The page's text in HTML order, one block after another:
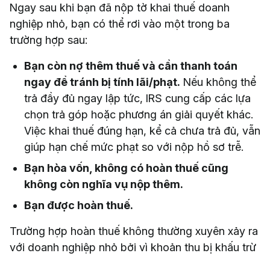
Ngay sau khi bạn đã nộp tờ khai thuế doanh
nghiệp nhỏ, bạn có thể rơi vào một trong ba
trường hợp sau:
Bạn còn nợ thêm thuế và cần thanh toán
ngay để tránh bị tính lãi/phạt. Nếu không thể
trả đầy đủ ngay lập tức, IRS cung cấp các lựa
chọn trả góp hoặc phương án giải quyết khác.
Việc khai thuế đúng hạn, kể cả chưa trả đủ, vẫn
giúp hạn chế mức phạt so với nộp hồ sơ trễ.
Bạn hòa vốn, không có hoàn thuế cũng
không còn nghĩa vụ nộp thêm.
Bạn được hoàn thuế.
Trường hợp hoàn thuế không thường xuyên xảy ra
với doanh nghiệp nhỏ bởi vì khoản thu bị khấu trừ